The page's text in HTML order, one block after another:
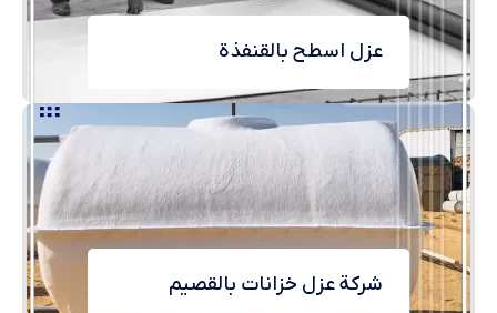
عزل اسطح بالقنفذة
شركة عزل خزانات بالقصيم